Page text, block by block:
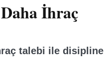
İhraç
talebi ile disipline